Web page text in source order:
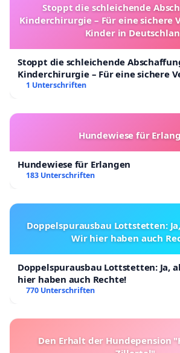
Stoppt die schleichende
Kinderchirurgie – Für eine sichere
Kinder in
Stoppt die schleichende
Kinderchirurgie – Für eine sichere
Kinder in Deutschland
1 Unterschriften
Hundewiese für
Hundewiese für Erlangen
183 Unterschriften
Doppelspurausbau Lottstetten:
Wir hier haben auch
Doppelspurausbau Lottstetten: Ja,
hier haben auch Rechte!
770 Unterschriften
Den Erhalt der Hundepension